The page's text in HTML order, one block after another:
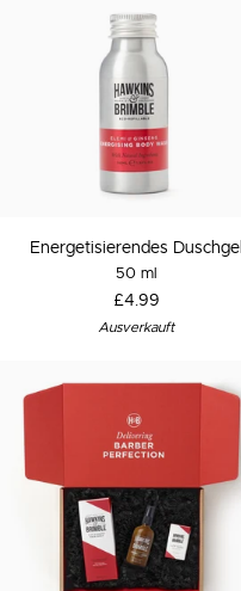
Energetisierendes
Duschgel
Energetisierendes Duschgel
50 ml
£4.99
Ausverkauft